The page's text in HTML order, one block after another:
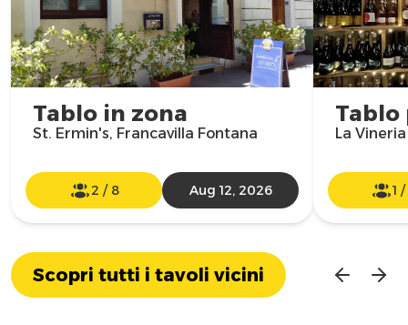
Tablo in zona
St. Ermin's, Francavilla Fontana
2 / 8 Aug 12, 2026
Tablo
La
1 /
Scopri tutti i tavoli vicini